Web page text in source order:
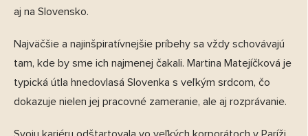
aj na Slovensko.
Najväčšie a najinšpiratívnejšie príbehy sa vždy schovávajú
tam, kde by sme ich najmenej čakali. Martina Matejíčková je
typická útla hnedovlasá Slovenka s veľkým srdcom, čo
dokazuje nielen jej pracovné zameranie, ale aj rozprávanie.